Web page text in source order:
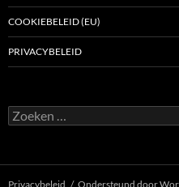
COOKIEBELEID (EU)
PRIVACYBELEID
Zoeken
naar:
Privacybeleid Ondersteund door